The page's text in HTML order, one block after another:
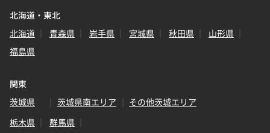
北海道・東北
北海道
青森県 岩手県 宮城県 秋田県
山形県
福島県
関東
茨城県
茨城県南エリア
その他茨城エリア
栃木県
群馬県